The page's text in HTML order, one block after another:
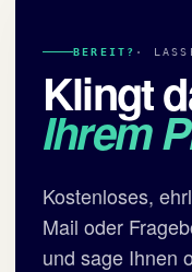
BEREIT? ·
Klingt
Ihrem
Kostenloses,
Mail oder
und sage Ihnen